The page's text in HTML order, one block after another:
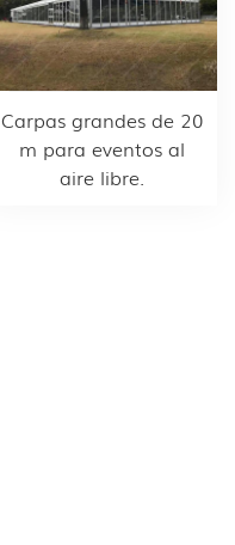
Carpas grandes de 20
m para eventos al
aire libre.